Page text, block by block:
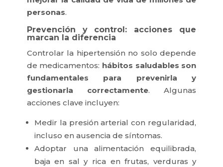
personas.
Prevención y control: acciones que
marcan la diferencia
Controlar la hipertensión no solo depende
de medicamentos: hábitos saludables son
fundamentales para prevenirla y
gestionarla correctamente. Algunas
acciones clave incluyen:
Medir la presión arterial con regularidad,
incluso en ausencia de síntomas.
Adoptar una alimentación equilibrada,
baja en sal y rica en frutas, verduras y